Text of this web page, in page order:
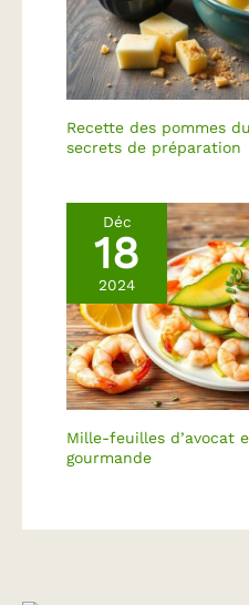
Recette des pommes
secrets de préparation
Déc
18
2024
Mille-feuilles d’avocat
gourmande